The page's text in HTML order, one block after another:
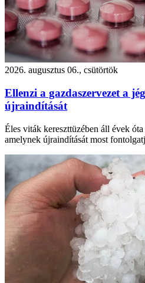
2026. augusztus 06., csütörtök
Ellenzi a gazdaszervezet a
újraindítását
Éles viták kereszttüzében áll évek
amelynek újraindítását most